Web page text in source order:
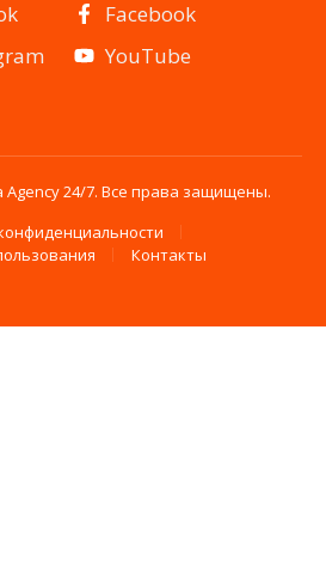
Facebook
YouTube
Agency 24/7. Все права защищены.
Контакты